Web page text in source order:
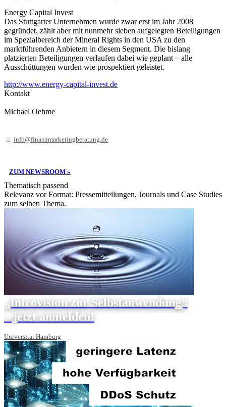
Energy Capital Invest
Das Stuttgarter Unternehmen wurde zwar erst im Jahr 2008
gegründet, zählt aber mit nunmehr sieben aufgelegten Beteiligungen
im Spezialbereich der Mineral Rights in den USA zu den
marktführenden Anbietern in diesem Segment. Die bislang
platzierten Beteiligungen verlaufen dabei wie geplant – alle
Ausschüttungen wurden wie prospektiert geleistet.
http://www.energy-capital-invest.de
Kontakt
Michael Oehme
info@finanzmarketingberatung.de
ZUM NEWSROOM »
Thematisch passend
Relevanz vor Format: Pressemitteilungen, Journals und Case Studies
zum selben Thema.
„Introvision zur Selbstanwendung“
– jetzt anmelden!
Universität Hamburg